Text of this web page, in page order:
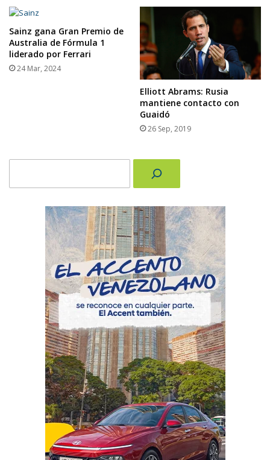
Sainz gana Gran Premio de
Australia de Fórmula 1
liderado por Ferrari
24 Mar, 2024
Elliott Abrams: Rusia
mantiene contacto con
Guaidó
26 Sep, 2019